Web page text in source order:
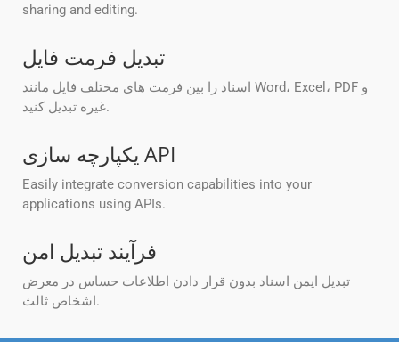
sharing and editing.
تبدیل فرمت فایل
اسناد را بین فرمت های مختلف فایل مانند Word، Excel، PDF و
غیره تبدیل کنید.
یکپارچه سازی API
Easily integrate conversion capabilities into your
applications using APIs.
فرآیند تبدیل امن
تبدیل ایمن اسناد بدون قرار دادن اطلاعات حساس در معرض
اشخاص ثالث.